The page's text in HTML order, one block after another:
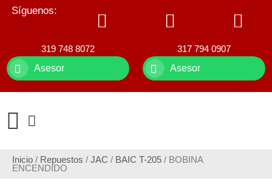
Síguenos:
319 748 8072
Asesor
317 794 0907
Asesor
Inicio / Repuestos / JAC / BAIC T-205 / BOBINA
ENCENDIDO